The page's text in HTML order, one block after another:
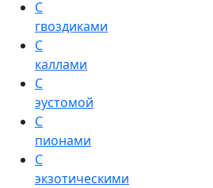
С
гвоздиками
С
каллами
С
эустомой
С
пионами
С
экзотическими